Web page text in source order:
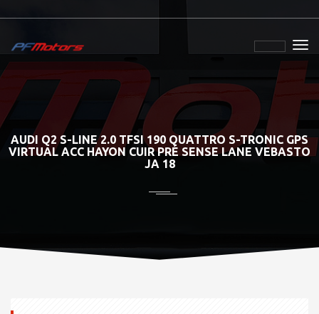
AUDI Q2 S-LINE 2.0 TFSI 190 QUATTRO S-TRONIC GPS
VIRTUAL ACC HAYON CUIR PRÉ SENSE LANE VEBASTO
JA 18